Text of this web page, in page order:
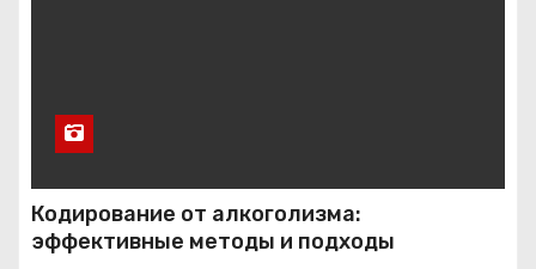
Кодирование от алкоголизма:
эффективные методы и подходы